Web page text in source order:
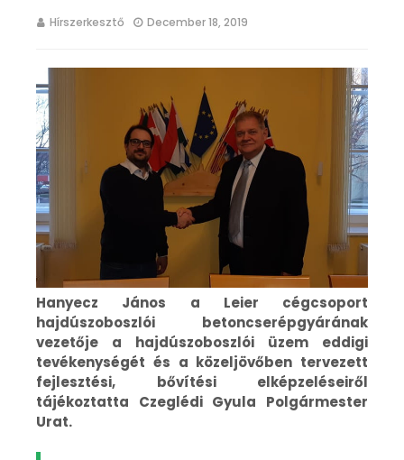
Hírszerkesztő December 18, 2019
Hanyecz János a Leier cégcsoport
hajdúszoboszlói betoncserépgyárának
vezetője a hajdúszoboszlói üzem eddigi
tevékenységét és a közeljövőben tervezett
fejlesztési, bővítési elképzeléseiről
tájékoztatta Czeglédi Gyula Polgármester
Urat.